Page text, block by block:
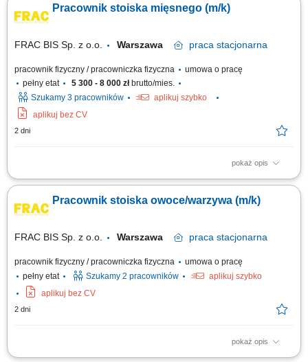
porządkowe.Pracownik stoiska mięsnego (m/k)
FRAC BIS Sp. z o.o. Warszawa praca stacjonarna
pracownik fizyczny / pracowniczka fizyczna
umowa o pracę
pełny etat
5 300 - 8 000 złbrutto/mies.
Szukamy 3 pracowników
aplikuj szybko
aplikuj bez CV
2 dni
pokaż opis
krojenie i pakowanie serów, wędlin i mięsa, obsługa klientów, wykładanie
Pracownik stoiska owoce/warzywa (m/k)
FRAC BIS Sp. z o.o. Warszawa praca stacjonarna
pracownik fizyczny / pracowniczka fizyczna
umowa o pracę
pełny etat
Szukamy 2 pracowników
aplikuj szybko
aplikuj bez CV
2 dni
pokaż opis
dokładanie i sortowanie warzyw i owoców; dbanie o estetykę na stoisku,